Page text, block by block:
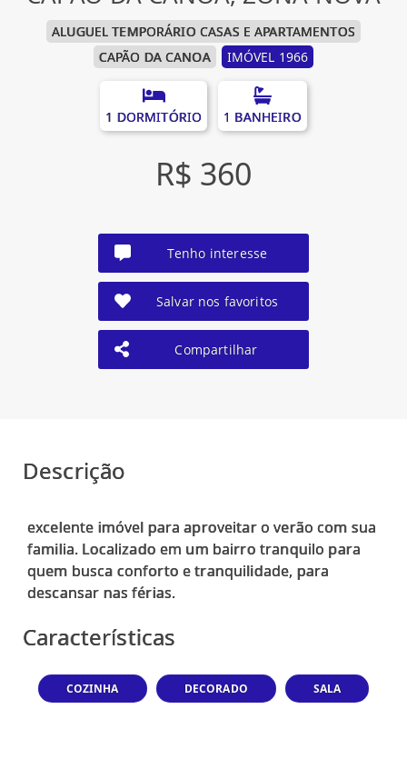
ALUGUEL TEMPORÁRIO CASAS E APARTAMENTOS
CAPÃO DA CANOA
IMÓVEL 1966
1 DORMITÓRIO 1 BANHEIRO
R$ 360
Tenho interesse
Salvar nos favoritos
Compartilhar
Descrição
excelente imóvel para aproveitar o verão com sua
familia. Localizado em um bairro tranquilo para
quem busca conforto e tranquilidade, para
Características
COZINHA DECORADO SALA